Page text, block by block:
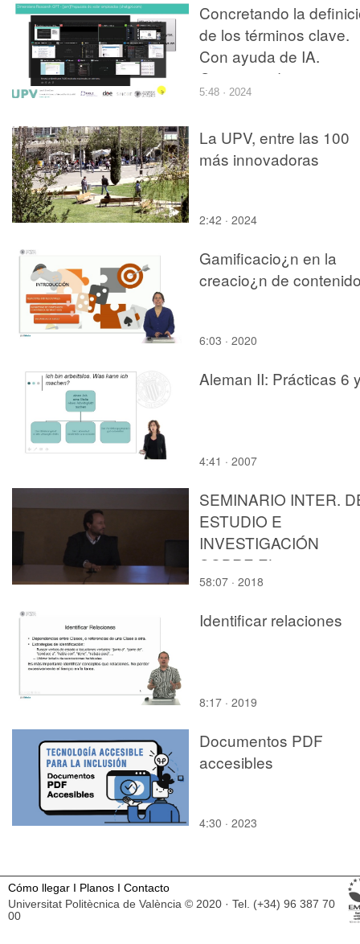
Concretando la
de los términos clave.
Con ayuda de IA.
Comparando
plataformas.
5:48 · 2024
La UPV, entre las 100
más innovadoras
2:42 · 2024
Gamificacio¿n en la
creacio¿n de
6:03 · 2020
Aleman II: Prácticas 6
4:41 · 2007
SEMINARIO INTER.
ESTUDIO E
INVESTIGACIÓN
SOBRE EL
RECONOCIMIENTO,
CONSERVACIÓN Y EL
58:07 · 2018
Identificar relaciones
8:17 · 2019
Documentos PDF
accesibles
4:30 · 2023
Cómo llegar I Planos I Contacto
Universitat Politècnica de València © 2020 · Tel. (+34) 96 387 70
00